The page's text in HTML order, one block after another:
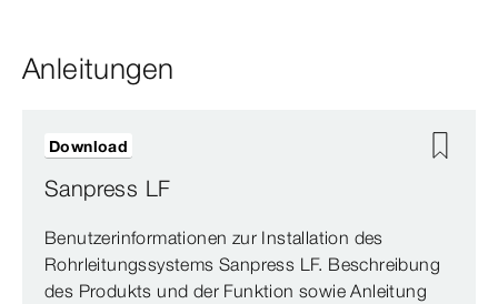
Anleitungen
Sanpress LF
Benutzerinformationen zur Installation des
Rohrleitungssystems Sanpress LF. Beschreibung
des Produkts und der Funktion sowie Anleitung
Download